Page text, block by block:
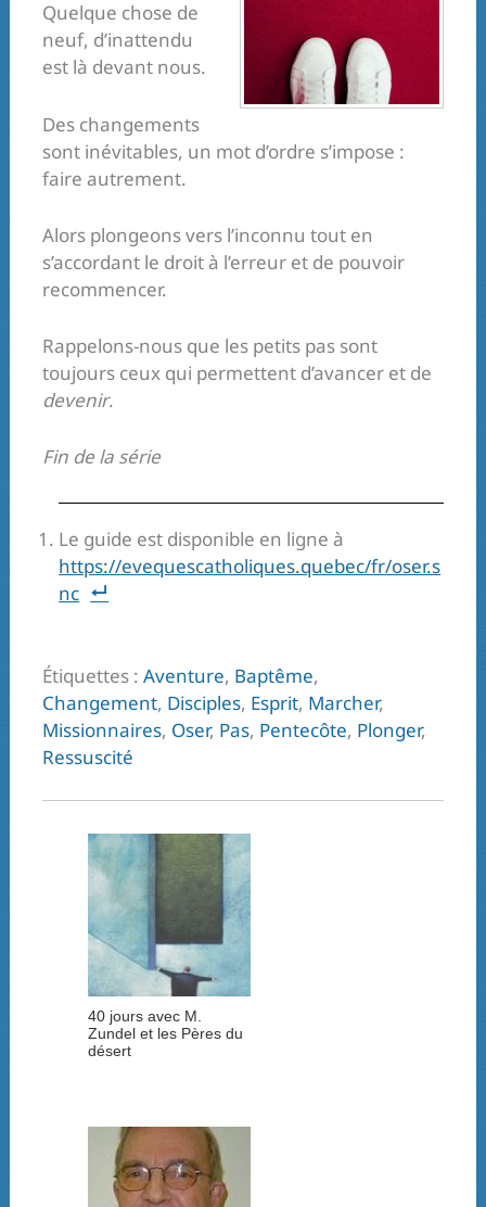
Quelque chose de
neuf, d’inattendu
est là devant nous.
Des changements
sont inévitables, un mot d’ordre s’impose :
faire autrement.
Alors plongeons vers l’inconnu tout en
s’accordant le droit à l’erreur et de pouvoir
recommencer.
Rappelons-nous que les petits pas sont
toujours ceux qui permettent d’avancer et de
devenir.
Fin de la série
Le guide est disponible en ligne à
https://evequescatholiques.quebec/fr/oser.s
nc
Étiquettes :Aventure, Baptême,
Changement, Disciples, Esprit, Marcher,
Missionnaires, Oser, Pas, Pentecôte, Plonger,
Ressuscité
40 jours avec M.
Zundel et les Pères du
désert